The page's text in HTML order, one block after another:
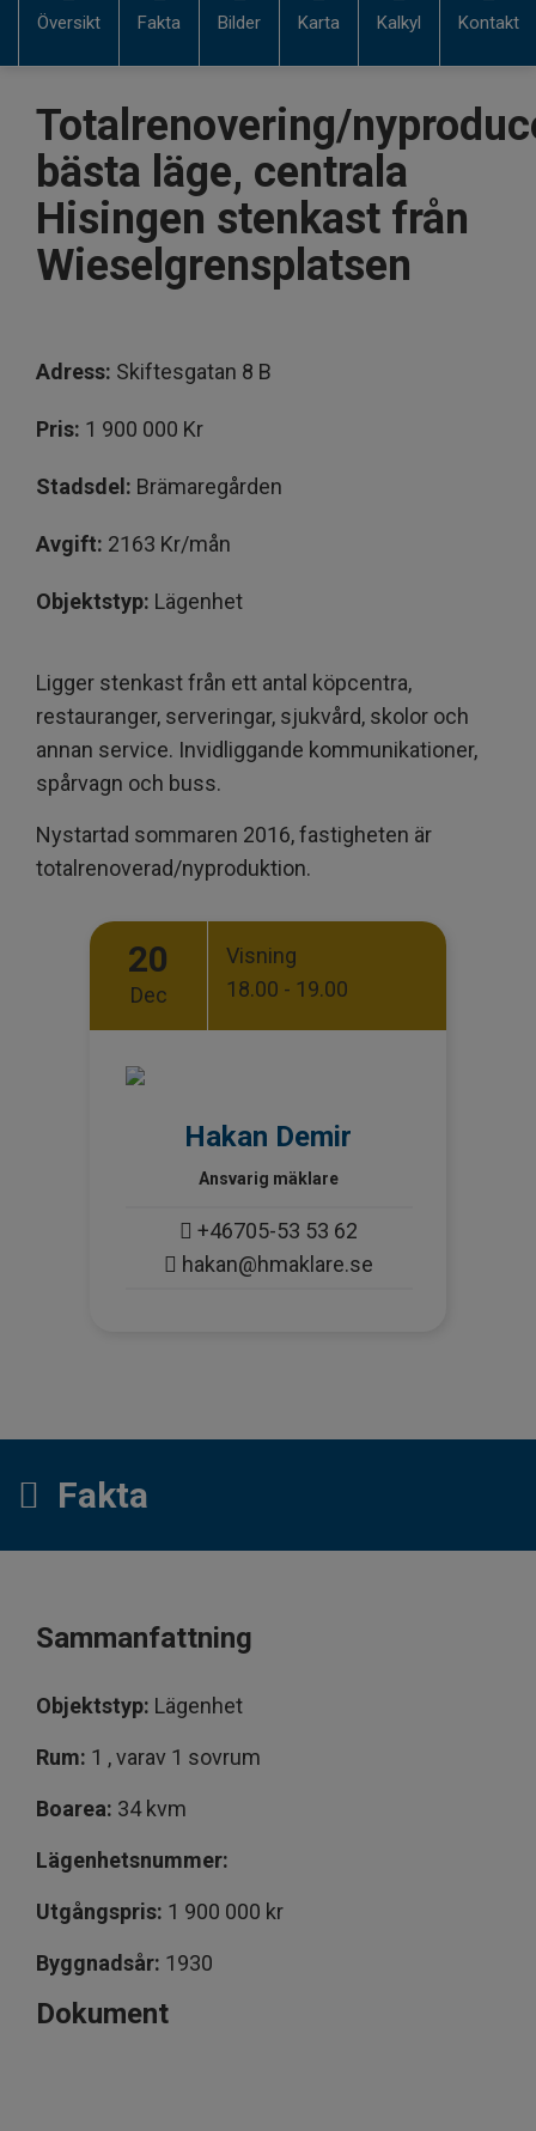
Översikt Fakta Bilder Karta Kalkyl Kontakt
Totalrenovering/
bästa läge, centrala
Hisingen stenkast från
Wieselgrensplatsen
Adress: Skiftesgatan 8 B
Pris: 1 900 000 Kr
Stadsdel: Brämaregården
Avgift: 2163 Kr/mån
Objektstyp: Lägenhet
Ligger stenkast från ett antal köpcentra,
restauranger, serveringar, sjukvård, skolor och
annan service. Invidliggande kommunikationer,
spårvagn och buss.
Nystartad sommaren 2016, fastigheten är
totalrenoverad/nyproduktion.
20
Dec
Visning
18.00 - 19.00
Hakan Demir
Ansvarig mäklare
+46705-53 53 62
hakan@hmaklare.se
Fakta
Sammanfattning
Objektstyp: Lägenhet
Rum: 1 , varav 1 sovrum
Boarea: 34 kvm
Lägenhetsnummer:
Utgångspris: 1 900 000 kr
Byggnadsår: 1930
Dokument